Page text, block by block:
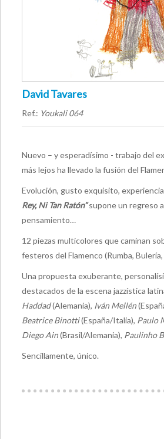
David Tavares
Ref.: Youkali 064
Nuevo – y esperadísimo - trabajo del
más lejos ha llevado la fusión del
Evolución, gusto exquisito, experiencia
Rey, Ni Tan Ratón”supone un regreso
pensamiento…
12 piezas multicolores que caminan
festeros del Flamenco (Rumba,
Una propuesta exuberante,
destacados de la escena jazzística
Haddad(Alemania), Iván Mellén
Beatrice Binotti(España/Italia), Paulo
Diego Ain(Brasil/Alemania), Paulinho
Sencillamente, único.